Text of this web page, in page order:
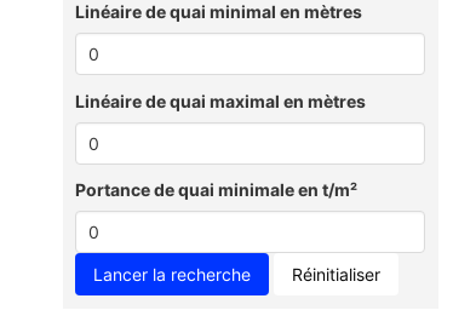
Linéaire de quai minimal en mètres
Linéaire de quai maximal en mètres
Portance de quai minimale en t/m²
Réinitialiser